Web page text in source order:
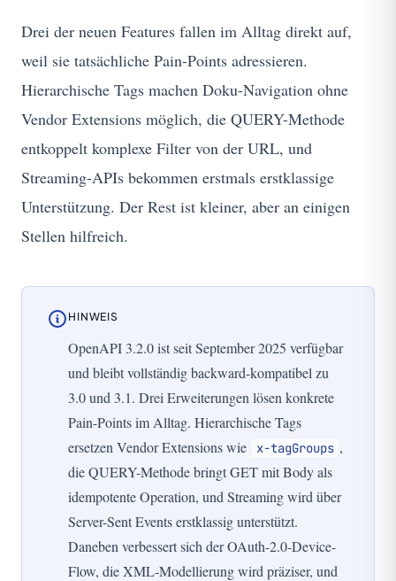
Drei der neuen Features fallen im Alltag direkt auf,
weil sie tatsächliche Pain-Points adressieren.
Hierarchische Tags machen Doku-Navigation ohne
Vendor Extensions möglich, die QUERY-Methode
entkoppelt komplexe Filter von der URL, und
Streaming-APIs bekommen erstmals erstklassige
Unterstützung. Der Rest ist kleiner, aber an einigen
Stellen hilfreich.
HINWEIS
OpenAPI 3.2.0 ist seit September 2025 verfügbar
und bleibt vollständig backward-kompatibel zu
3.0 und 3.1. Drei Erweiterungen lösen konkrete
Pain-Points im Alltag. Hierarchische Tags
ersetzen Vendor Extensions wie
x-tagGroups ,
die QUERY-Methode bringt GET mit Body als
idempotente Operation, und Streaming wird über
Server-Sent Events erstklassig unterstützt.
Daneben verbessert sich der OAuth-2.0-Device-
Flow, die XML-Modellierung wird präziser, und